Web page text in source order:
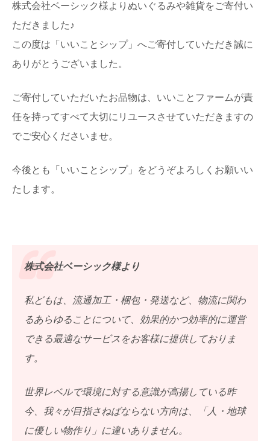
株式会社ベーシック様よりぬいぐるみや雑貨をご寄付い
ただきました♪
この度は「いいことシップ」へご寄付していただき誠に
ありがとうございました。
ご寄付していただいたお品物は、いいことファームが責
任を持ってすべて大切にリユースさせていただきますの
でご安心くださいませ。
今後とも「いいことシップ」をどうぞよろしくお願いい
たします。
株式会社ベーシック様より
私どもは、流通加工・梱包・発送など、物流に関わ
るあらゆることについて、効果的かつ効率的に運営
できる最適なサービスをお客様に提供しておりま
す。
世界レベルで環境に対する意識が高揚している昨
今、我々が目指さねばならない方向は、「人・地球
に優しい物作り」に違いありません。